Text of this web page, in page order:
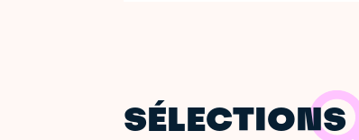
SÉLECTIONS